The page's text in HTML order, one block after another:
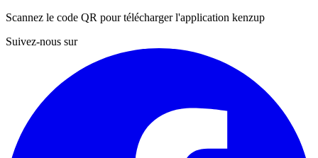
Scannez le code QR pour télécharger l'application kenzup
Suivez-nous sur